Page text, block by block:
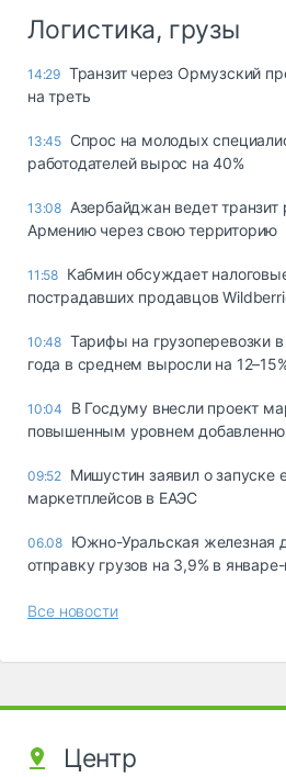
Логистика, грузы
14:29 Транзит через Ормузский
на треть
13:45 Спрос на молодых
работодателей вырос на 40%
13:08 Азербайджан ведет транзит
Армению через свою территорию
11:58 Кабмин обсуждает
пострадавших продавцов
10:48 Тарифы на грузоперевозки
года в среднем выросли на
10:04
В Госдуму внесли проект
повышенным уровнем
09:52 Мишустин заявил о запуске
маркетплейсов в ЕАЭС
06.08 Южно-Уральская железная
отправку грузов на 3,9% в
Все новости
Центр